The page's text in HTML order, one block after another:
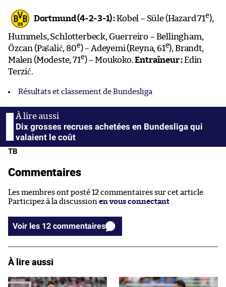
Dortmund (4-2-3-1) :Kobel – Süle (Hazard 71e),
Hummels, Schlotterbeck, Guerreiro – Bellingham,
Özcan (Pašalić, 80e) – Adeyemi (Reyna, 61e), Brandt,
Malen (Modeste, 71e) – Moukoko.Entraîneur :Edin
Terzić.
Résultats et classement de Bundesliga
Dix grosses recrues achetées en Bundesliga qui
valaient le coût
TB
Commentaires
Les membres ont posté 12 commentaires sur cet article.
Participez à la discussion en vous connectant
Voir les 12 commentaires
À lire aussi